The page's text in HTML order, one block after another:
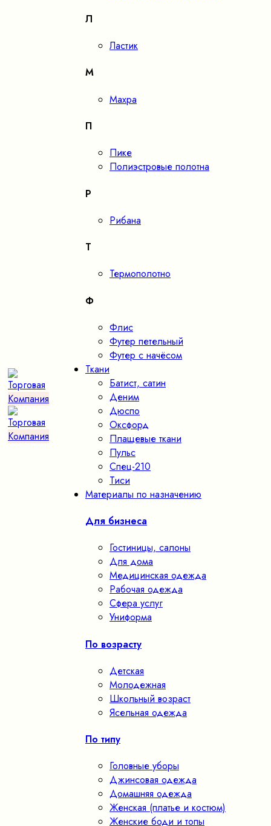
Л
Ластик
М
Махра
П
Пике
Полиэстровые полотна
Р
Рибана
Т
Термополотно
Ф
Флис
Футер петельный
Футер с начёсом
Ткани
Батист, сатин
Деним
Дюспо
Оксфорд
Плащевые ткани
Пульс
Спец-210
Тиси
Материалы по назначению
Для бизнеса
Гостиницы, салоны
Для дома
Медицинская одежда
Рабочая одежда
Сфера услуг
Униформа
По возрасту
Детская
Молодежная
Школьный возраст
Ясельная одежда
По типу
Головные уборы
Джинсовая одежда
Домашняя одежда
Женская (платье и костюм)
Женские боди и топы